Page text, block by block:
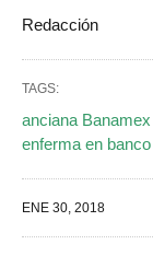
Redacción
TAGS:
anciana Banamex
enferma en banco
ENE 30, 2018